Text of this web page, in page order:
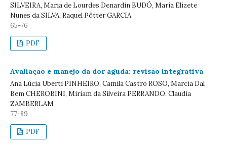
SILVEIRA, Maria de Lourdes Denardin BUDÓ, Maria Elizete
Nunes da SILVA, Raquel Pötter GARCIA
65-76
PDF
Avaliação e manejo da dor aguda: revisão integrativa
Ana Lúcia Uberti PINHEIRO, Camila Castro ROSO, Marcia Dal
Bem CHEROBINI, Miriam da Silveira PERRANDO, Claudia
ZAMBERLAM
77-89
PDF